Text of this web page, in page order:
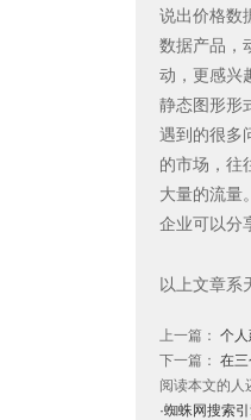
说出价格数
数据产品，
动，更感兴
静态图形形
遇到的很多
的市场，往
大量的流量
企业可以分
以上文章系
上一篇： 个
下一篇： 在
阅读本文的人
·蜘蛛网搜索